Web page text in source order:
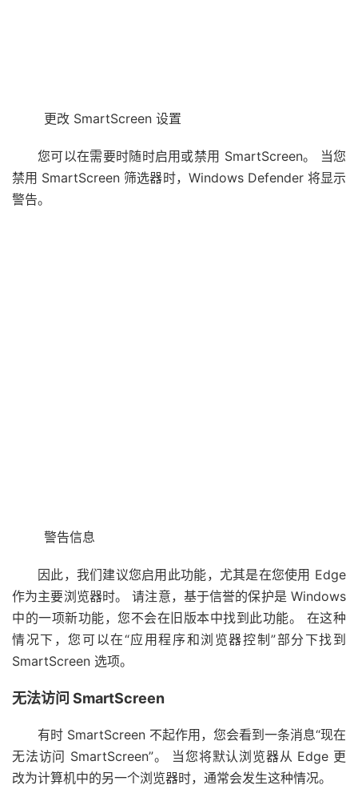
更改 SmartScreen 设置
您可以在需要时随时启用或禁用 SmartScreen。 当您
禁用 SmartScreen 筛选器时，Windows Defender 将显示
警告。
警告信息
因此，我们建议您启用此功能，尤其是在您使用 Edge
作为主要浏览器时。 请注意，基于信誉的保护是 Windows
中的一项新功能，您不会在旧版本中找到此功能。 在这种
情况下，您可以在“应用程序和浏览器控制”部分下找到
SmartScreen 选项。
无法访问 SmartScreen
有时 SmartScreen 不起作用，您会看到一条消息“现在
无法访问 SmartScreen”。 当您将默认浏览器从 Edge 更
改为计算机中的另一个浏览器时，通常会发生这种情况。